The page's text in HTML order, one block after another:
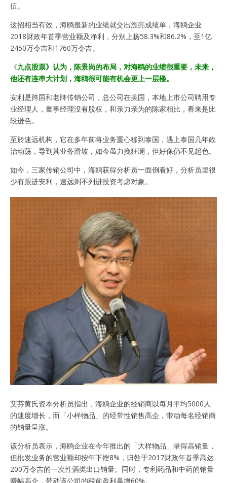
伍。
这招相当有效，海鸥最新的业绩就交出漂亮成绩单，海鸥企业
2018财政年首季营业额及净利，分别上扬58.3%和86.2%，至1亿
2450万令吉和1760万令吉。
《九点股票》认为，陈景岗的布局，对海鸥的业绩很重要，未来，
他还有连串大计划，海鸥很可能有机会更上一层楼。
安利是跨国和老牌传销公司，总公司在美国，本地上市公司聘用专
业经理人，董事经理没有股权，和亲力亲为的陈家相比，看来是比
较逊色。
至於速远机构，它在多年前将业务重心移到泰国，遇上泰国几年政
治动荡，导到其业务滑坡，如今虽力挽狂澜，但好像仍不见起色。
如今，三家传销公司中，海鸥获得分析员一面倒看好，分析员里很
少有跟进安利，速远则不列进投资考虑对象。
艾芬黄氏资本分析员指出，海鸥企业的经销商以每月平均5000人
的速度增长，而「小样物品」的经常性销售高企，带动每名经销商
的销量呈涨。
该分析员表示，海鸥企业在今年推出的「大样物品」录得高销量，
但批发业务的营业额却按年下挫8%，归咎于2017财政年首季高达
200万令吉的一次性酒类出口销量。同时，专利药品和中药的销量
赚幅高企，带动该公司的税前盈利暴增60%。